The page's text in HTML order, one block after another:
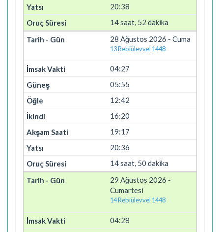
20:38
14 saat, 52 dakika
28 Ağustos 2026 - Cuma
13 Rebiülevvel 1448
04:27
05:55
12:42
16:20
19:17
20:36
14 saat, 50 dakika
29 Ağustos 2026 -
Cumartesi
14 Rebiülevvel 1448
04:28